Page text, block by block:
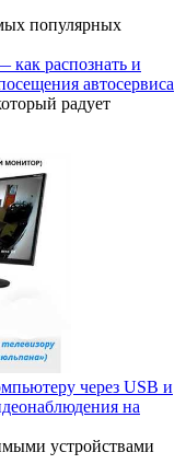
популярных
как распознать и
автосервиса
радует
через USB и
на
устройствами